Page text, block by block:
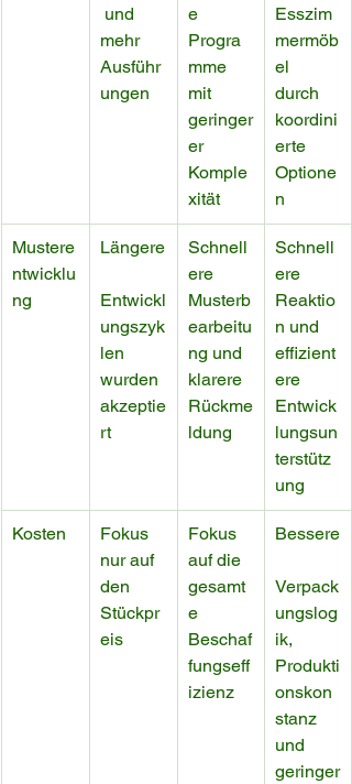
und
mehr
Ausführ
ungen
e
Progra
mme
mit
geringer
er
Komple
xität
Esszim
mermöb
el
durch
koordini
erte
Optione
n
Mustere
ntwicklu
ng
Längere
Entwickl
ungszyk
len
wurden
akzeptie
rt
Schnell
ere
Musterb
earbeitu
ng und
klarere
Rückme
ldung
Schnell
ere
Reaktio
n und
effizient
ere
Entwick
lungsun
terstütz
ung
Kosten
Fokus
nur auf
den
Stückpr
eis
Fokus
auf die
gesamt
e
Beschaf
fungseff
izienz
Bessere
Verpack
ungslog
ik,
Produkti
onskon
stanz
und
geringer